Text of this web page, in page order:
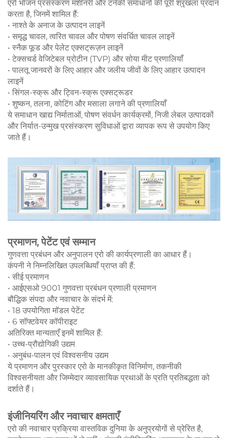
एरो भोजन प्रसंस्करण मशीनरी और टर्नकी समाधानों की पूरी श्रृंखला प्रदान
करता है, जिनमें शामिल हैं:
• नाश्ते के अनाज के उत्पादन लाइनें
• समृद्ध चावल, त्वरित चावल और पोषण संवर्धित चावल लाइनें
• स्नैक फूड और पेलेट एक्सट्रूज़न लाइनें
• टेक्सचर्ड वेजिटेबल प्रोटीन (TVP) और सोया मीट प्रणालियाँ
• पालतू जानवरों के लिए आहार और जलीय जीवों के लिए आहार उत्पादन
लाइनें
• सिंगल-स्क्रू और ट्विन-स्क्रू एक्सट्रूडर
• शुष्कन, तलना, कोटिंग और मसाला लगाने की प्रणालियाँ
ये समाधान खाद्य निर्माताओं, पोषण संवर्धन कार्यक्रमों, निजी लेबल उत्पादकों
और निर्यात-उन्मुख प्रसंस्करण सुविधाओं द्वारा व्यापक रूप से उपयोग किए
जाते हैं।
प्रमाणन, पेटेंट एवं सम्मान
गुणवत्ता प्रबंधन और अनुपालन एरो की कार्यप्रणाली का आधार हैं।
कंपनी ने निम्नलिखित उपलब्धियाँ प्राप्त की हैं:
• सीई प्रमाणन
• आईएसओ 9001 गुणवत्ता प्रबंधन प्रणाली प्रमाणन
बौद्धिक संपदा और नवाचार के संदर्भ में:
• 18 उपयोगिता मॉडल पेटेंट
• 6 सॉफ्टवेयर कॉपीराइट
अतिरिक्त मान्यताएँ इनमें शामिल हैं:
• उच्च-प्रौद्योगिकी उद्यम
• अनुबंध-पालन एवं विश्वसनीय उद्यम
ये प्रमाणन और पुरस्कार एरो के मानकीकृत विनिर्माण, तकनीकी
विश्वसनीयता और जिम्मेदार व्यावसायिक प्रथाओं के प्रति प्रतिबद्धता को
दर्शाते हैं।
इंजीनियरिंग और नवाचार क्षमताएँ
एरो की नवाचार प्रक्रिया वास्तविक दुनिया के अनुप्रयोगों से प्रेरित है,